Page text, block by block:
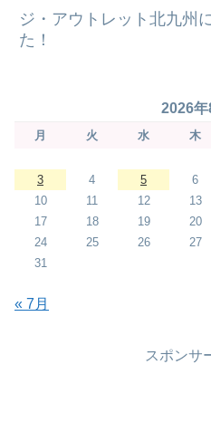
ジ・アウトレット北九州
た！
2026年
月 火 水 木
3
4 5 6
10
11 12 13
17
18 19 20
24
25 26 27
31
« 7月
スポンサ